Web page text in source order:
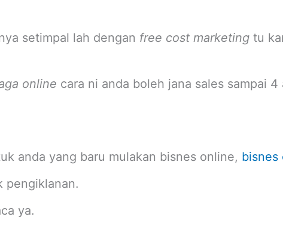
setimpal lah dengan free cost marketing tu
online cara ni anda boleh jana sales sampai
anda yang baru mulakan bisnes online, bisnes
pengiklanan.
ya.